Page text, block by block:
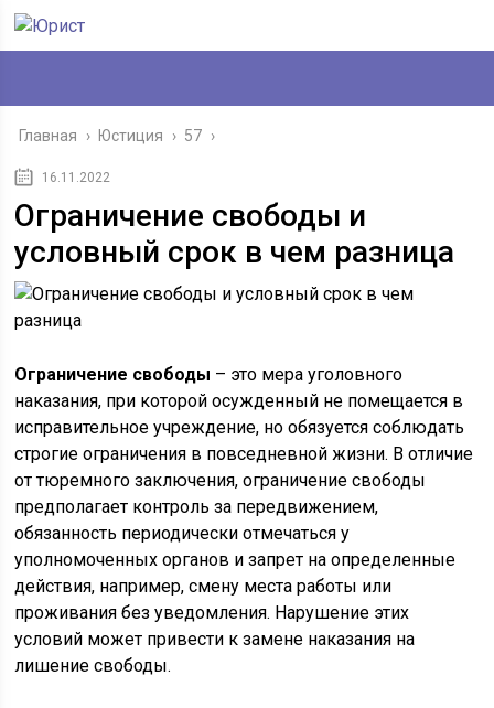
Главная › Юстиция › 57 ›
16.11.2022
Ограничение свободы и
условный срок в чем разница
Ограничение свободы – это мера уголовного
наказания, при которой осужденный не помещается в
исправительное учреждение, но обязуется соблюдать
строгие ограничения в повседневной жизни. В отличие
от тюремного заключения, ограничение свободы
предполагает контроль за передвижением,
обязанность периодически отмечаться у
уполномоченных органов и запрет на определенные
действия, например, смену места работы или
проживания без уведомления. Нарушение этих
условий может привести к заменe наказания на
лишение свободы.